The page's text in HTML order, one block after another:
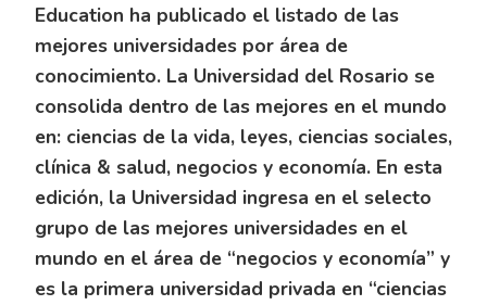
Education ha publicado el listado de las
mejores universidades por área de
conocimiento. La Universidad del Rosario se
consolida dentro de las mejores en el mundo
en: ciencias de la vida, leyes, ciencias sociales,
clínica & salud, negocios y economía. En esta
edición, la Universidad ingresa en el selecto
grupo de las mejores universidades en el
mundo en el área de “negocios y economía” y
es la primera universidad privada en “ciencias